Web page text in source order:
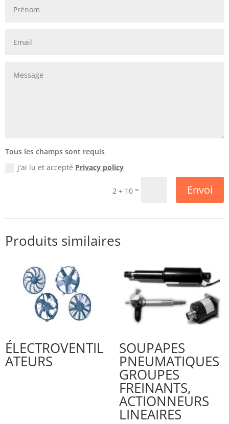
Tous les champs sont requis
j'ai lu et accepté Privacy policy
2 + 10 = Envoi
Produits similaires
ÉLECTROVENTIL
ATEURS
SOUPAPES
PNEUMATIQUES
GROUPES
FREINANTS,
ACTIONNEURS
LINEAIRES